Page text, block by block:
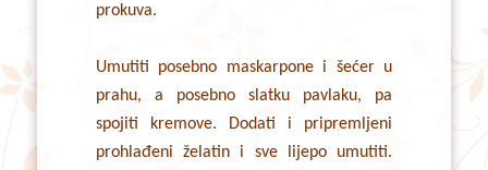
prokuva.
Umutiti posebno maskarpone i šećer u
prahu, a posebno slatku pavlaku, pa
spojiti kremove. Dodati i pripremljeni
prohlađeni želatin i sve lijepo umutiti.